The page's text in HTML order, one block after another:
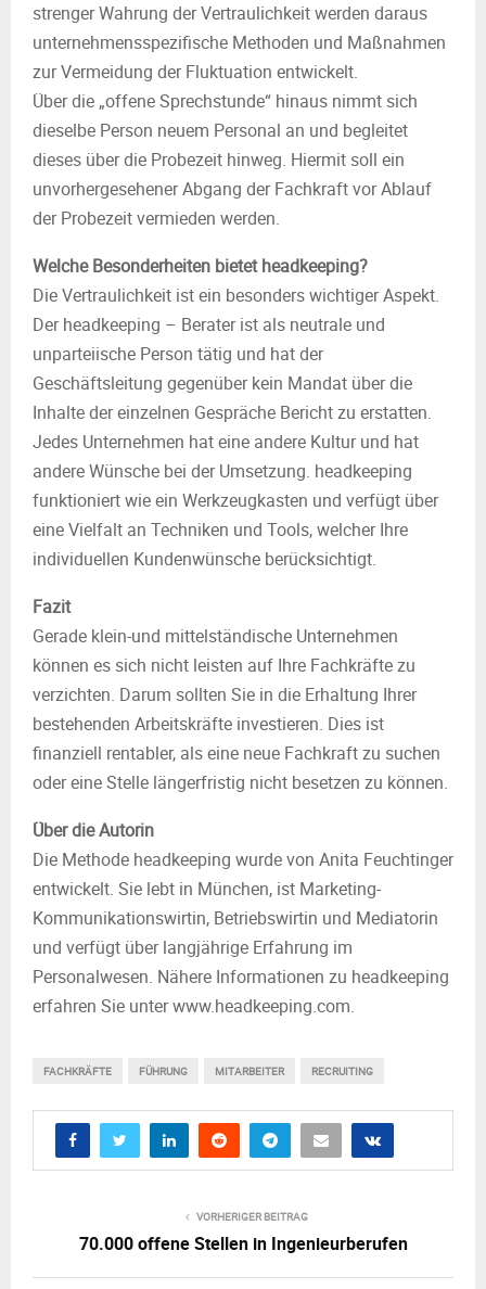
strenger Wahrung der Vertraulichkeit werden daraus
unternehmensspezifische Methoden und Maßnahmen
zur Vermeidung der Fluktuation entwickelt.
Über die „offene Sprechstunde“ hinaus nimmt sich
dieselbe Person neuem Personal an und begleitet
dieses über die Probezeit hinweg. Hiermit soll ein
unvorhergesehener Abgang der Fachkraft vor Ablauf
der Probezeit vermieden werden.
Welche Besonderheiten bietet headkeeping?
Die Vertraulichkeit ist ein besonders wichtiger Aspekt.
Der headkeeping – Berater ist als neutrale und
unparteiische Person tätig und hat der
Geschäftsleitung gegenüber kein Mandat über die
Inhalte der einzelnen Gespräche Bericht zu erstatten.
Jedes Unternehmen hat eine andere Kultur und hat
andere Wünsche bei der Umsetzung. headkeeping
funktioniert wie ein Werkzeugkasten und verfügt über
eine Vielfalt an Techniken und Tools, welcher Ihre
individuellen Kundenwünsche berücksichtigt.
Fazit
Gerade klein-und mittelständische Unternehmen
können es sich nicht leisten auf Ihre Fachkräfte zu
verzichten. Darum sollten Sie in die Erhaltung Ihrer
bestehenden Arbeitskräfte investieren. Dies ist
finanziell rentabler, als eine neue Fachkraft zu suchen
oder eine Stelle längerfristig nicht besetzen zu können.
Über die Autorin
Die Methode headkeeping wurde von Anita Feuchtinger
entwickelt. Sie lebt in München, ist Marketing-
Kommunikationswirtin, Betriebswirtin und Mediatorin
und verfügt über langjährige Erfahrung im
Personalwesen. Nähere Informationen zu headkeeping
erfahren Sie unter www.headkeeping.com.
FACHKRÄFTE FÜHRUNG MITARBEITER RECRUITING
VORHERIGER BEITRAG
70.000 offene Stellen in Ingenieurberufen